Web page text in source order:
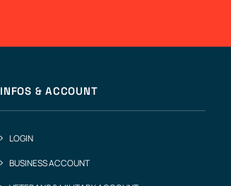
INFOS & ACCOUNT
LOGIN
BUSINESS ACCOUNT